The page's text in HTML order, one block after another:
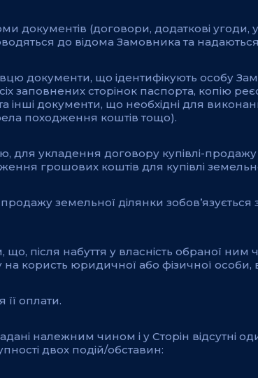
документів (договори, додаткові угоди,
до відома Замовника та
документи, що ідентифікують особу
заповнених сторінок паспорта, копію
інші документи, що необхідні для
походження коштів тощо).
для укладення договору купівлі-
грошових коштів для купівлі
земельної ділянки зобов’язується
що, після набуття у власність обраної
на користь юридичної або фізичної
її оплати.
належним чином і у Сторін відсутні
двох подій/обставин: